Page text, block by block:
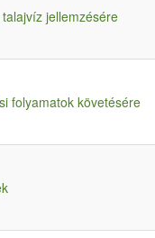
jellemzésére
folyamatok követésére